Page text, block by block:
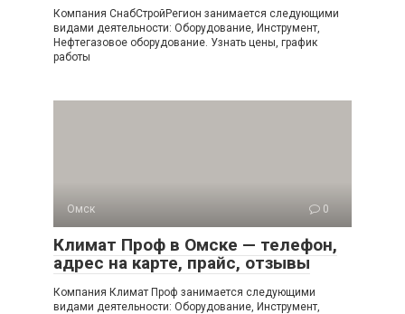
Компания СнабСтройРегион занимается следующими
видами деятельности: Оборудование, Инструмент,
Нефтегазовое оборудование. Узнать цены, график
работы
Омск 0
Климат Проф в Омске — телефон,
адрес на карте, прайс, отзывы
Компания Климат Проф занимается следующими
видами деятельности: Оборудование, Инструмент,